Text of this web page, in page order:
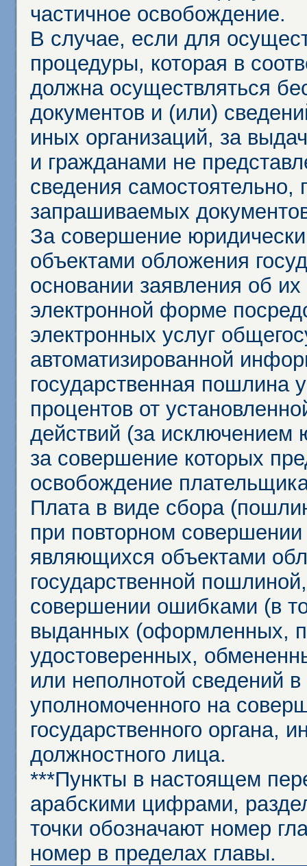
частичное освобождение.
В случае, если для
процедуры, которая в
должна осуществляться
документов и (или)
иных организаций, за
и гражданами не
сведения
запрашиваемых
За совершение
объектами обложения
основании заявления об
электронной форме
электронных услуг
автоматизированной
государственная пошлина
процентов от
действий (за исключением
за совершение которых
освобождение
Плата в виде сбора
при повторном
являющихся объектами
государственной
совершении ошибками (в
выданных (оформленных,
удостоверенных,
или неполнотой сведений
уполномоченного на
государственного органа,
должностного лица.
***Пункты в настоящем
арабскими цифрами,
точки обозначают номер
номер в пределах главы.